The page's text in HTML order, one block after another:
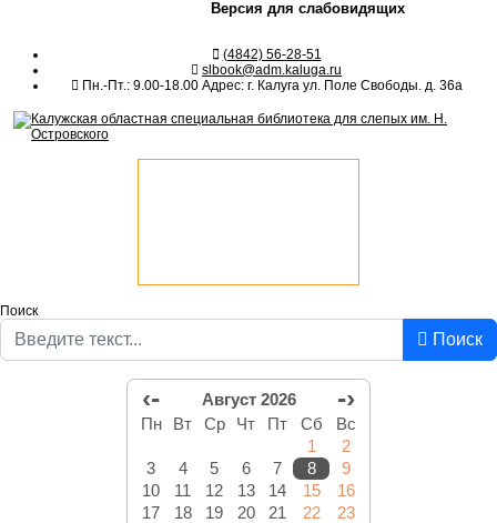
Версия для слабовидящих
(4842) 56-28-51
slbook@adm.kaluga.ru
Пн.-Пт.: 9.00-18.00 Адрес: г. Калуга ул. Поле Свободы. д. 36а
Поиск
Поиск
‹- Август 2026 -›
Пн Вт Ср Чт Пт Сб
Вс
1
2
3
4 5 6 7 8
9
10
11 12 13 14 15
16
17
18 19 20 21 22
23